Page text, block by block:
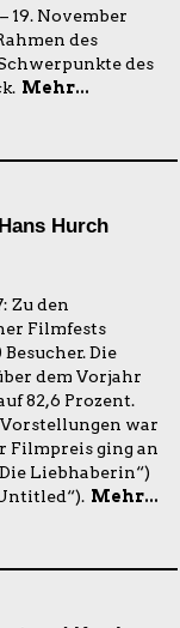
19. November
des
des
Mehr...
Hurch
Zu den
Filmfests
Die
dem Vorjahr
82,6 Prozent.
war
Filmpreis ging an
Liebhaberin“)
Mehr...